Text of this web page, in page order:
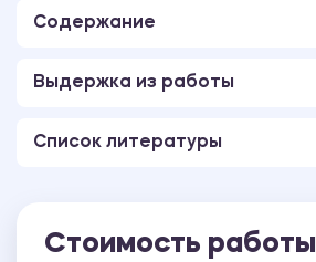
Содержание
Выдержка из работы
Список литературы
Стоимость работы